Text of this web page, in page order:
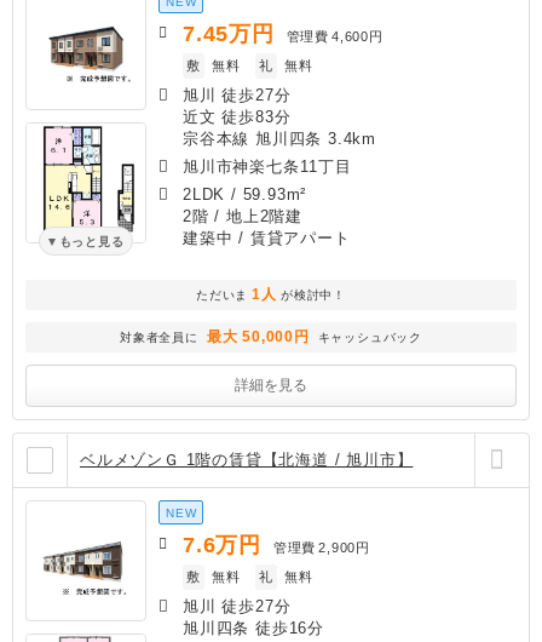
もっと見る
7.45万円 管理費 4,600円
敷
無料 礼 無料
旭川 徒歩27分
近文 徒歩83分
宗谷本線 旭川四条 3.4km
旭川市神楽七条11丁目
2LDK / 59.93m²
2階 / 地上2階建
建築中 / 賃貸アパート
ただいま 1人 が検討中！
対象者全員に 最大 50,000円 キャッシュバック
詳細を見る
ベルメゾンＧ 1階の賃貸【北海道 / 旭川市】
NEW
7.6万円 管理費 2,900円
敷
無料 礼 無料
旭川 徒歩27分
旭川四条 徒歩16分